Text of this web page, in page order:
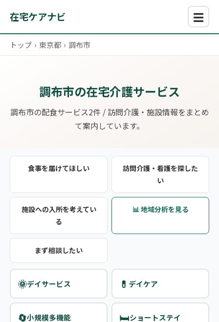
在宅ケアナビ ☰
トップ › 東京都 › 調布市
調布市の在宅介護サービス
調布市の配食サービス2件 / 訪問介護・施設情報をまとめ
て案内しています。
食事を届けてほしい
訪問介護・看護を探した
い
施設への入所を考えてい
る
📊 地域分析を見る
まず相談したい
🌞デイサービス 💊 デイケア
🔄小規模多機能 🛏️ショートステイ